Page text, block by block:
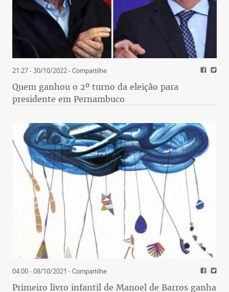
21:27 - 30/10/2022- Compartilhe
Quem ganhou o 2º turno da eleição para
presidente em Pernambuco
04:00 - 08/10/2021 - Compartilhe
Primeiro livro infantil de Manoel de Barros ganha